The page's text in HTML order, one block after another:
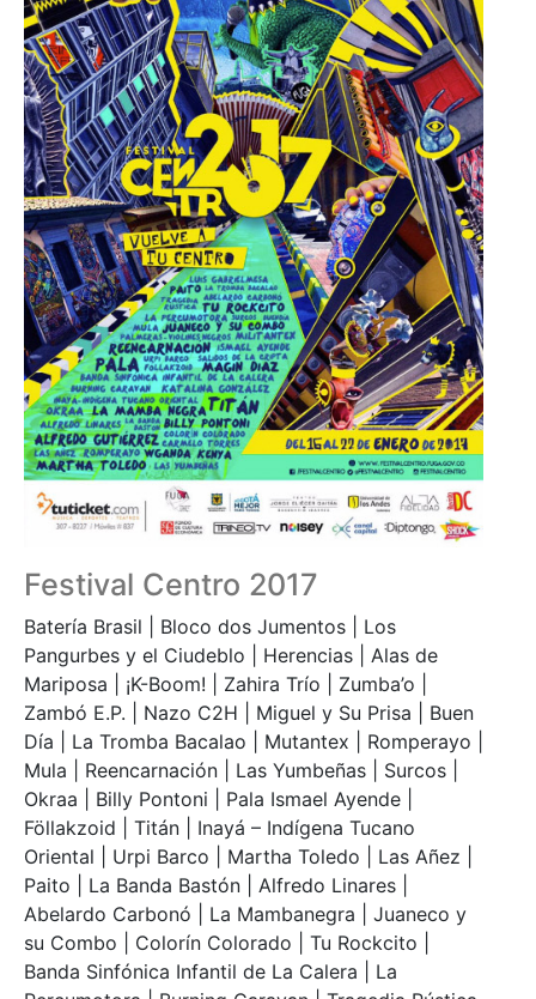
Festival Centro 2017
Batería Brasil | Bloco dos Jumentos | Los
Pangurbes y el Ciudeblo | Herencias | Alas de
Mariposa | ¡K-Boom! | Zahira Trío | Zumba’o |
Zambó E.P. | Nazo C2H | Miguel y Su Prisa | Buen
Día | La Tromba Bacalao | Mutantex | Romperayo |
Mula | Reencarnación | Las Yumbeñas | Surcos |
Okraa | Billy Pontoni | Pala Ismael Ayende |
Föllakzoid | Titán | Inayá – Indígena Tucano
Oriental | Urpi Barco | Martha Toledo | Las Añez |
Paito | La Banda Bastón | Alfredo Linares |
Abelardo Carbonó | La Mambanegra | Juaneco y
su Combo | Colorín Colorado | Tu Rockcito |
Banda Sinfónica Infantil de La Calera | La